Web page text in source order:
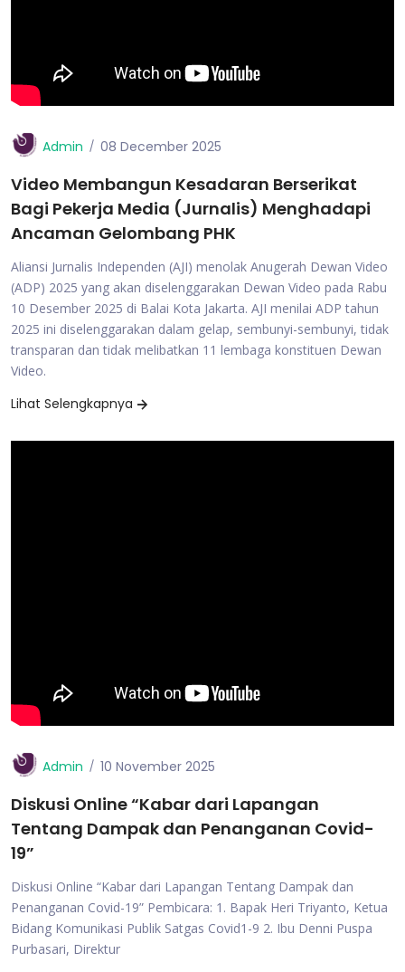
Admin 08 December 2025
Video Membangun Kesadaran Berserikat
Bagi Pekerja Media (Jurnalis) Menghadapi
Ancaman Gelombang PHK
Aliansi Jurnalis Independen (AJI) menolak Anugerah Dewan Video
(ADP) 2025 yang akan diselenggarakan Dewan Video pada Rabu
10 Desember 2025 di Balai Kota Jakarta. AJI menilai ADP tahun
2025 ini diselenggarakan dalam gelap, sembunyi-sembunyi, tidak
transparan dan tidak melibatkan 11 lembaga konstituen Dewan
Video.
Lihat Selengkapnya
Admin 10 November 2025
Diskusi Online “Kabar dari Lapangan
Tentang Dampak dan Penanganan Covid-
19”
Diskusi Online “Kabar dari Lapangan Tentang Dampak dan
Penanganan Covid-19” Pembicara: 1. Bapak Heri Triyanto, Ketua
Bidang Komunikasi Publik Satgas Covid1-9 2. Ibu Denni Puspa
Purbasari, Direktur